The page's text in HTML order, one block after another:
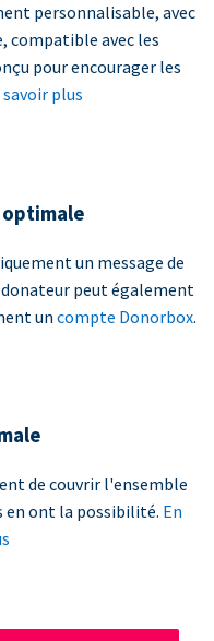
personnalisable, avec
compatible avec les
pour encourager les
savoir plus
un message de
peut également
un compte Donorbox.
de couvrir l'ensemble
en ont la possibilité. En